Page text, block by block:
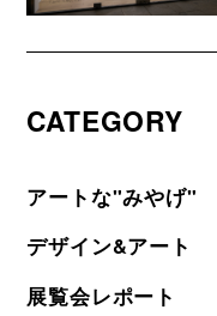
CATEGORY
アートな"みやげ"
デザイン&アート
展覧会レポート